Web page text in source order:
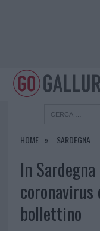
HOME SARDEGNA
In
bollettino